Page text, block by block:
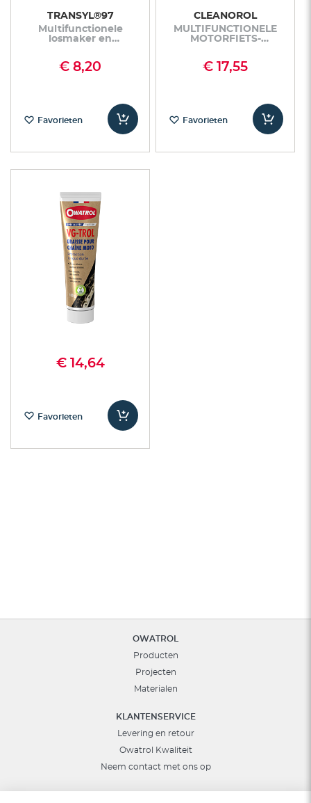
TRANSYL®97
Multifunctionele
losmaker en
€ 8,20
Favorieten
CLEANOROL
MULTIFUNCTIONELE
MOTORFIETS-
€ 17,55
Favorieten
€ 14,64
Favorieten
OWATROL
Producten
Projecten
Materialen
KLANTENSERVICE
Levering en retour
Owatrol Kwaliteit
Neem contact met ons op